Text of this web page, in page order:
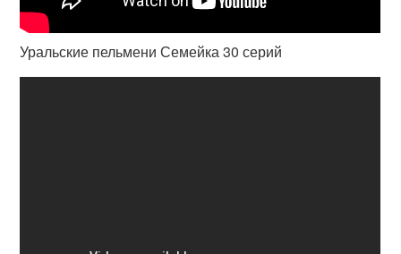
Уральские пельмени Семейка 30 серий